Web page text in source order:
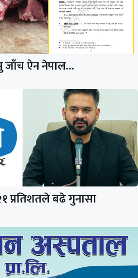
जाँच ऐन नेपाल…
प्रतिशतले बढे गुनासा